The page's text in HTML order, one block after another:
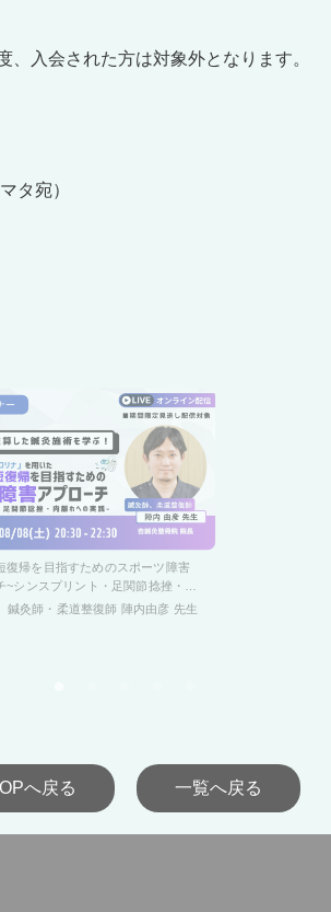
入会された方は対象外となります。
タ宛）
ー
復帰を目指すためのスポーツ障害
~シンスプリント・足関節捻挫・肉
践~
鍼灸師・柔道整復師 陣内由彦 先生
へ戻る 一覧へ戻る